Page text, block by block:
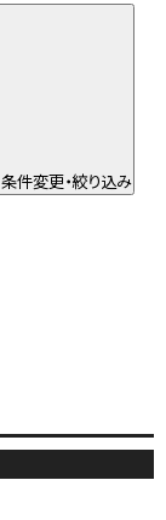
条件変更・絞り込み